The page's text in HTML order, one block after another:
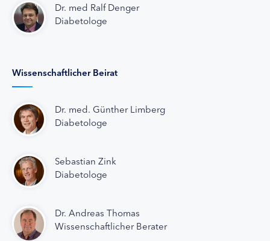
Dr. med Ralf Denger
Diabetologe
Wissenschaftlicher Beirat
Dr. med. Günther Limberg
Diabetologe
Sebastian Zink
Diabetologe
Dr. Andreas Thomas
Wissenschaftlicher Berater